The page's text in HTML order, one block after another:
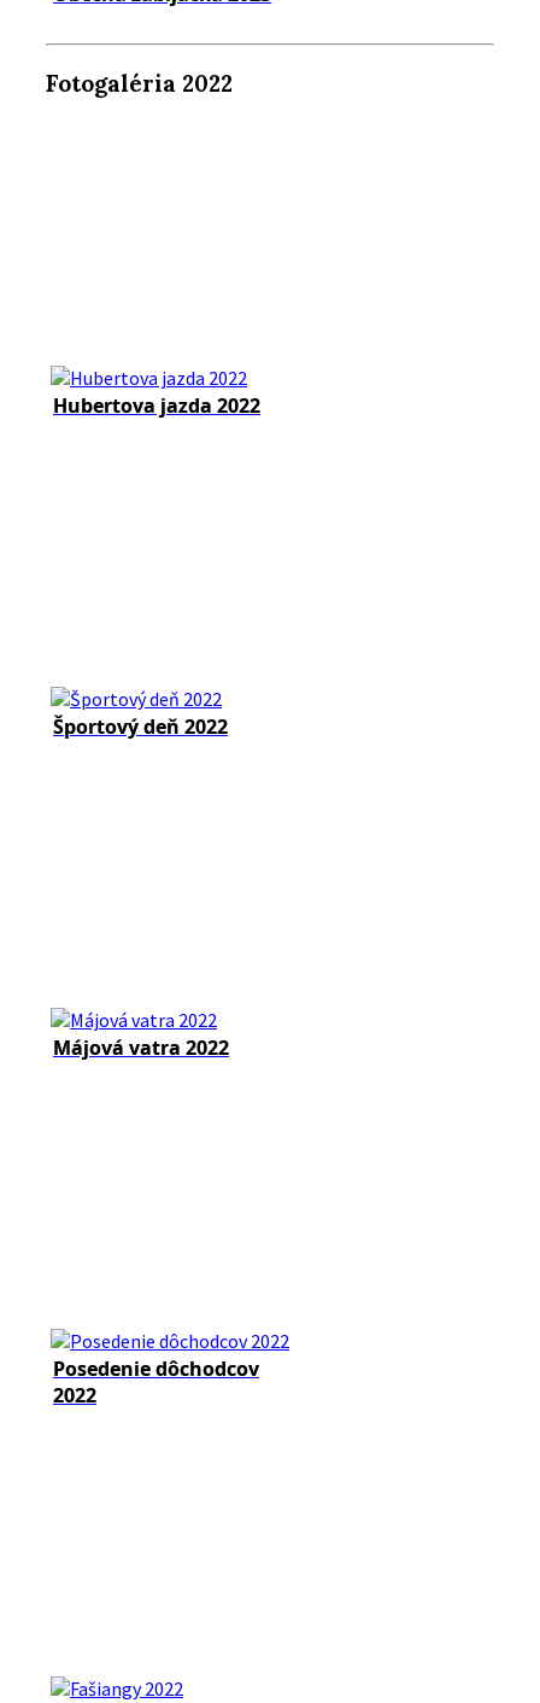
Fotogaléria 2022
Hubertova jazda 2022
Športový deň 2022
Májová vatra 2022
Posedenie dôchodcov
2022